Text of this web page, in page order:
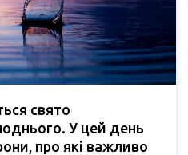
свято
У цей день
про які важливо